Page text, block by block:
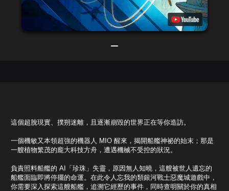
這個超脫現實、撲朔迷離，且逐漸崩毀的世界正在等你造訪。
一個機敏又本領超強的機器人 MIO 醒來，揭開船艦神祕的始末；那是
一艘植物繁茂的龐大科技方舟，遭遇機械不受控的狀況。
負責照料船艦的 AI「珍珠」失靈，原因無人知曉，這艘被世人遺忘的
船艦面臨即將停擺的命運。在此令人忘我的類銀河戰士惡魔城遊戲中，
你需要深入探索這艘船艦，追溯它經歷的事件，同時查明關於你的真相